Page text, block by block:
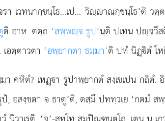
า เวทนากฺขนฺโธ…เป… วิฺาณกฺขนฺโธ’ติ
ติ อาห. ตตฺถ ‘สพฺพฺจ รูป’นฺติ ปเทน ปฺจวีส
อตฺตาวตา ‘อพฺยากตา ธมฺมา’ติ ปทํ นิฏฺิตํ โ
คหิตํ? เหฏฺา รูปาพฺยากตํ สงฺเขเปน กถิตํ.
อสงฺขตา จ ธาตู’ติ, ตสฺมึ ปททฺวเย ‘กตมํ